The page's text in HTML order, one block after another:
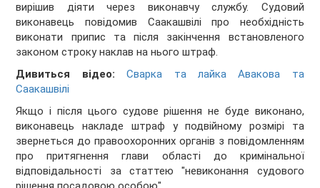
вирішив діяти через виконавчу службу. Судовий
виконавець повідомив Саакашвілі про необхідність
виконати припис та після закінчення встановленого
законом строку наклав на нього штраф.
Дивиться відео:Сварка та лайка Авакова та
Саакашвілі
Якщо і після цього судове рішення не буде виконано,
виконавець накладе штраф у подвійному розмірі та
звернеться до правоохоронних органів з повідомленням
про притягнення глави області до кримінальної
відповідальності за статтею "невиконання судового